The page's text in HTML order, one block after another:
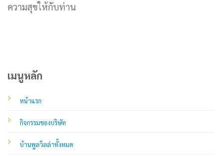
ความสุขให้กับท่าน
เมนูหลัก
หน้าแรก
กิจกรรมของบริษัท
บ้านพูลวิลล่าทั้งหมด